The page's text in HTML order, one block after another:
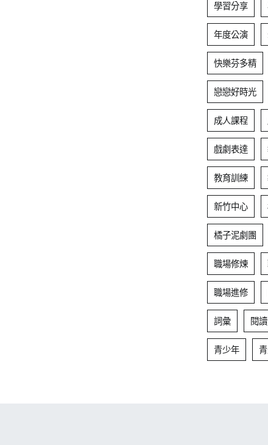
學習分享
年度公演
快樂芬多精
戀戀好時光
成人課程
戲劇表達
教育訓練
新竹中心
橘子泥劇團
職場修煉
職場進修
詞彙 閱讀
青少年